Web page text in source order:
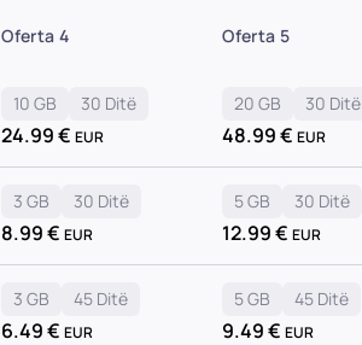
Oferta 4 Oferta 5
10 GB 30 Ditë
24.99€ EUR
20 GB 30 Ditë
48.99€ EUR
3 GB 30 Ditë
8.99€ EUR
5 GB 30 Ditë
12.99€ EUR
3 GB 45 Ditë
6.49€ EUR
5 GB 45 Ditë
9.49€ EUR